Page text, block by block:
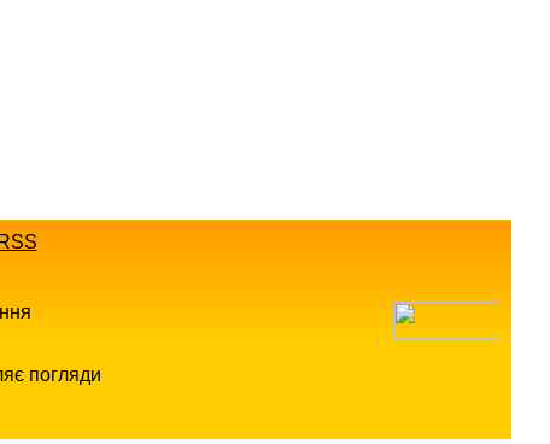
RSS
погляди